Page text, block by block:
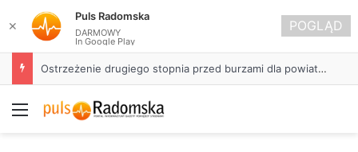
Ostrzeżenie drugiego stopnia przed burzami dla powiatu radomszczańskiego
Menu
✕
Puls Radomska
DARMOWY
In Google Play
POGLĄD